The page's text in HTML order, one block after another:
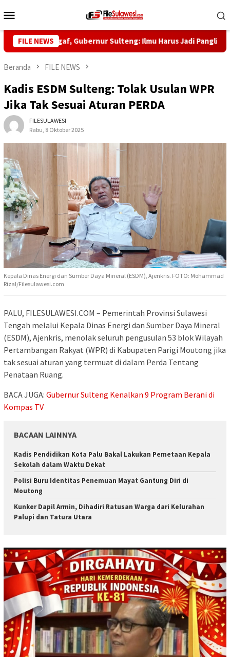
ke
Mobile
FILE NEWS
Saggaf, Gubernur Sulteng: Ilmu Harus Jadi Panglima Kehidupan
Beranda FILE NEWS
Kadis ESDM Sulteng: Tolak Usulan WPR
Jika Tak Sesuai Aturan PERDA
FILESULAWESI
Rabu, 8 Oktober 2025
Kepala Dinas Energi dan Sumber Daya Mineral (ESDM), Ajenkris. FOTO: Mohammad
Rizal/Filesulawesi.com
PALU, FILESULAWESI.COM – Pemerintah Provinsi Sulawesi
Tengah melalui Kepala Dinas Energi dan Sumber Daya Mineral
(ESDM), Ajenkris, menolak seluruh pengusulan 53 blok Wilayah
Pertambangan Rakyat (WPR) di Kabupaten Parigi Moutong jika
tak sesuai aturan yang termuat di dalam Perda Tentang
Penataan Ruang.
BACA JUGA: Gubernur Sulteng Kenalkan 9 Program Berani di
Kompas TV
BACAAN LAINNYA
Kadis Pendidikan Kota Palu Bakal Lakukan Pemetaan Kepala
Sekolah dalam Waktu Dekat
Polisi Buru Identitas Penemuan Mayat Gantung Diri di
Moutong
Kunker Dapil Armin, Dihadiri Ratusan Warga dari Kelurahan
Palupi dan Tatura Utara